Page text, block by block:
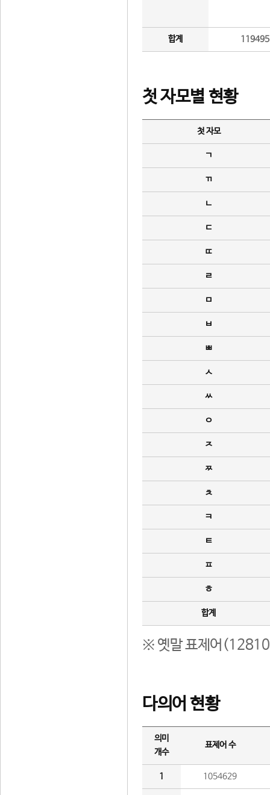
합계
첫 자모별 현황
첫 자모
ㄱ
ㄲ
ㄴ
ㄷ
ㄸ
ㄹ
ㅁ
ㅂ
ㅃ
ㅅ
ㅆ
ㅇ
ㅈ
ㅉ
ㅊ
ㅋ
ㅌ
ㅍ
ㅎ
합계
※ 옛말 표제어(12810
다의어 현황
의미
개수
표제어 수
1 1054629